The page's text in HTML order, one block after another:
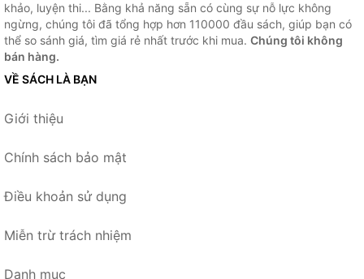
khảo, luyện thi... Bằng khả năng sẵn có cùng sự nỗ lực không
ngừng, chúng tôi đã tổng hợp hơn 110000 đầu sách, giúp bạn có
thể so sánh giá, tìm giá rẻ nhất trước khi mua. Chúng tôi không
bán hàng.
VỀ SÁCH LÀ BẠN
Giới thiệu
Chính sách bảo mật
Điều khoản sử dụng
Miễn trừ trách nhiệm
Danh mục